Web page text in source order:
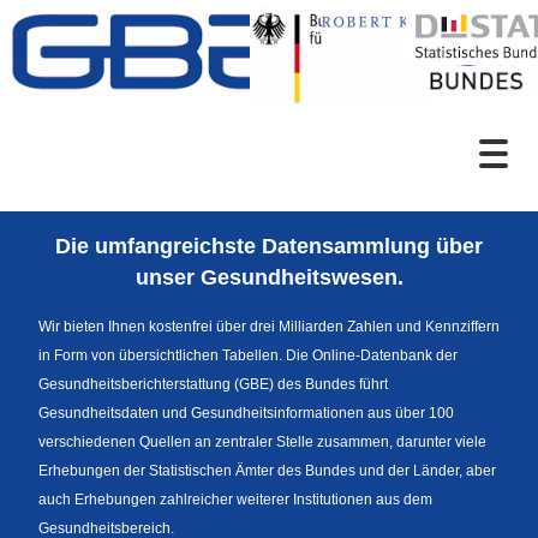
Zum Inhalt
Sprachumschaltung
Die umfangreichste Datensammlung über
unser Gesundheitswesen.
Wir bieten Ihnen kostenfrei über drei Milliarden Zahlen und Kennziffern
in Form von übersichtlichen Tabellen. Die Online-Datenbank der
Gesundheitsberichterstattung (GBE) des Bundes führt
Gesundheitsdaten und Gesundheitsinformationen aus über 100
verschiedenen Quellen an zentraler Stelle zusammen, darunter viele
Erhebungen der Statistischen Ämter des Bundes und der Länder, aber
auch Erhebungen zahlreicher weiterer Institutionen aus dem
Gesundheitsbereich.